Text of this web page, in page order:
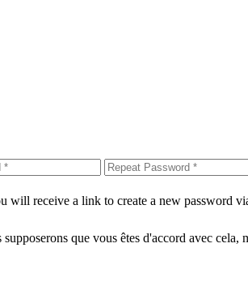
will receive a link to create a new password
que vous êtes d'accord avec